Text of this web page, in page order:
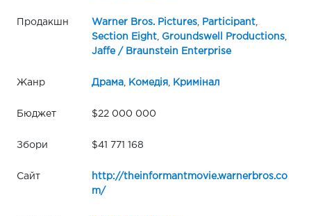
Продакшн Warner Bros. Pictures, Participant,
Section Eight, Groundswell Productions,
Jaffe / Braunstein Enterprise
Жанр Драма, Комедія, Кримінал
Бюджет $22 000 000
Збори $41 771 168
Сайт
http://theinformantmovie.warnerbros.co
m/